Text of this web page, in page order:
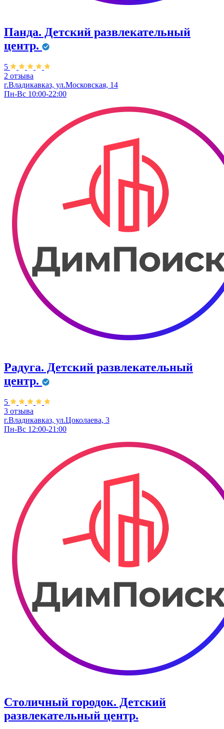
Панда. Детский развлекательный
центр.
5
2 отзыва
г.Владикавказ, ул.Московская, 14
Пн-Вс 10:00-22:00
Радуга. Детский развлекательный
центр.
5
3 отзыва
г.Владикавказ, ул.Цоколаева, 3
Пн-Вс 12:00-21:00
Столичный городок. ​Детский
развлекательный центр.